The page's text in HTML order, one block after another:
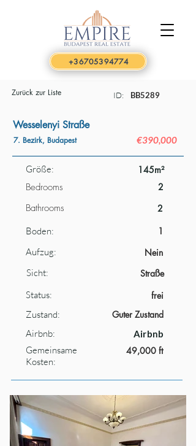
+36705394774
Zurück zur Liste ID: BB5289
Wesselenyi Straße
7. Bezirk, Budapest €390,000
Größe: 145m²
Bedrooms 2
Bathrooms
2
Boden:
1
Aufzug:
Nein
Sicht:
Straße
Status:
frei
Zustand:
Guter Zustand
Airbnb:
Airbnb
Gemeinsame
Kosten:
49,000 ft